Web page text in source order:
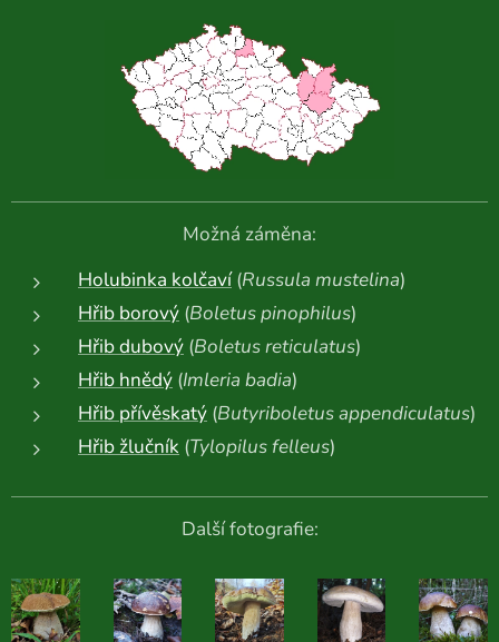
Možná záměna:
Holubinka kolčaví(Russula mustelina)
Hřib borový (Boletus pinophilus)
Hřib dubový (Boletus reticulatus)
Hřib hnědý (Imleria badia)
Hřib přívěskatý (Butyriboletus appendiculatus)
Hřib žlučník (Tylopilus felleus)
Další fotografie: